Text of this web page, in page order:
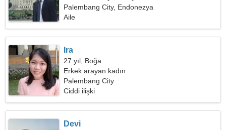
Palembang City, Endonezya
Aile
Ira
27 yıl, Boğa
Erkek arayan kadın
Palembang City
Ciddi ilişki
Devi